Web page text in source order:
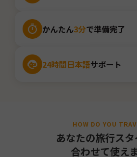
かんたん3分で準備完了
24時間日本語サポート
HOW DO YOU
あなたの旅行ス
合わせて使え